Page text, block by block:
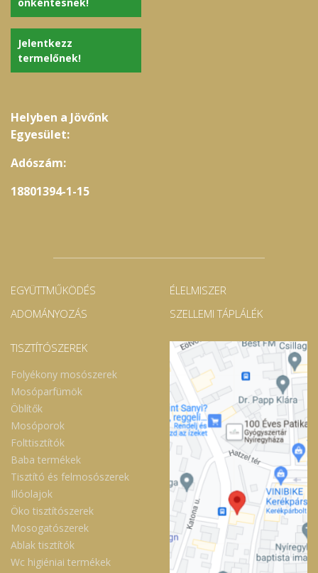
Jelentkezz
termelőnek!
Helyben a Jövőnk
Egyesület:
Adószám:
18801394-1-15
EGYÜTTMŰKÖDÉS
ADOMÁNYOZÁS
ÉLELMISZER
SZELLEMI TÁPLÁLÉK
TISZTÍTÓSZEREK
Folyékony mosószerek
Mosóparfümök
Öblítők
Mosóporok
Folttisztítók
Baba termékek
Tisztító és felmosószerek
Illóolajok
Öko tisztítószerek
Mosogatószerek
Ablak tisztítók
Wc higiéniai termékek